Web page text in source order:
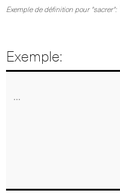
Exemple de définition pour "sacrer":
Exemple: